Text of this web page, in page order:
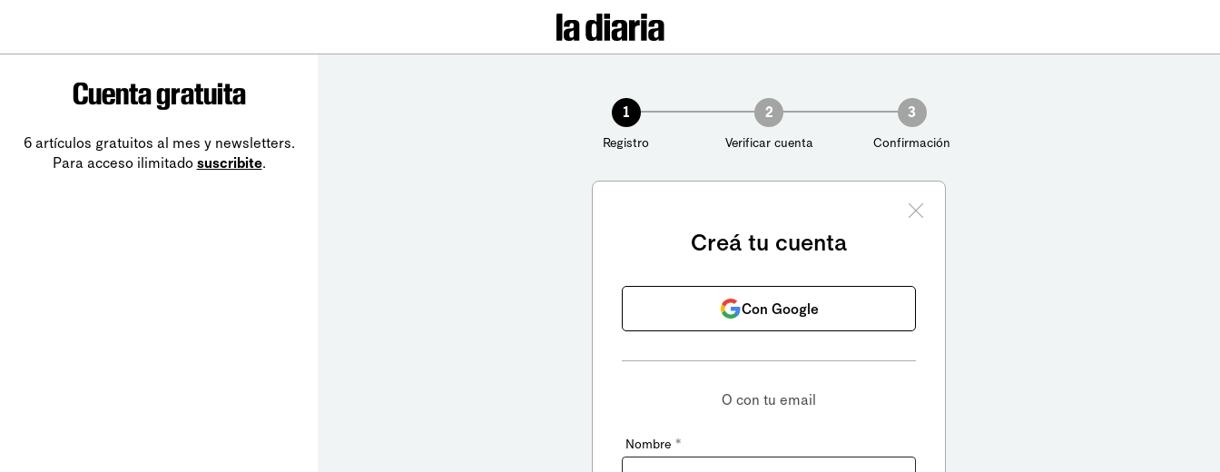
Cuenta gratuita
6 artículos gratuitos al mes y newsletters.
Para acceso ilimitado suscribite.
1
Registro
2
Verificar cuenta
3
Confirmación
Creá tu cuenta
Con Google
O con tu email
Nombre *